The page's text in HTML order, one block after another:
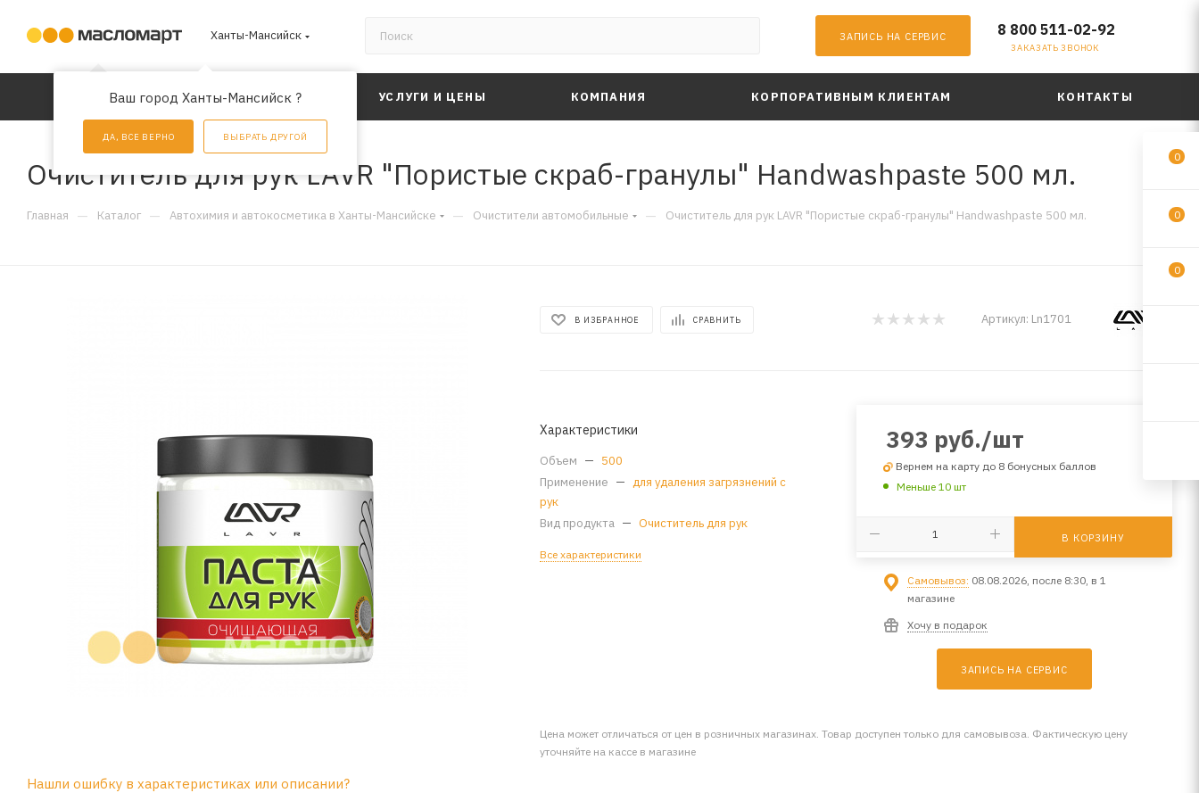
Ханты-Мансийск
Ваш город Ханты-Мансийск ?
ДА, ВСЕ ВЕРНО ВЫБРАТЬ ДРУГОЙ
ЗАПИСЬ НА СЕРВИС 8 800 511-02-92
ЗАКАЗАТЬ ЗВОНОК
КАТАЛОГ АКЦИИ УСЛУГИ И ЦЕНЫ КОМПАНИЯ КОРПОРАТИВНЫМ КЛИЕНТАМ КОНТАКТЫ
Очиститель для рук LAVR "Пористые скраб-гранулы" Handwashpaste 500 мл.
Главная — Каталог — Автохимия и автокосметика в Ханты-Мансийске — Очистители автомобильные — Очиститель для рук LAVR "Пористые скраб-гранулы" Handwashpaste 500 мл.
В ИЗБРАННОЕ СРАВНИТЬ Артикул: Ln1701
Характеристики
Объем — 500
Применение — для удаления загрязнений с
рук
Вид продукта — Очиститель для рук
Все характеристики
393 руб./шт
Вернем на карту до 8 бонусных баллов
Меньше 10 шт
В КОРЗИНУ
Самовывоз: 08.08.2026, после 8:30, в 1
магазине
Хочу в подарок
ЗАПИСЬ НА СЕРВИС
Цена может отличаться от цен в розничных магазинах. Товар доступен только для самовывоза. Фактическую цену
уточняйте на кассе в магазине
Нашли ошибку в характеристиках или описании?
0
0
0